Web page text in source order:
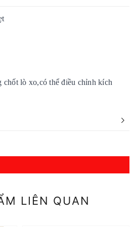
chốt lò xo,có thể điều chỉnh kích
LIÊN QUAN